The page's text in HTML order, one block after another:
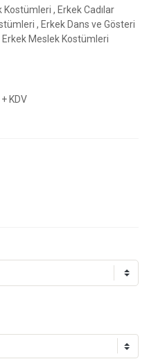
Kostümleri , Erkek Cadılar
, Erkek Dans ve Gösteri
Erkek Meslek Kostümleri
KDV